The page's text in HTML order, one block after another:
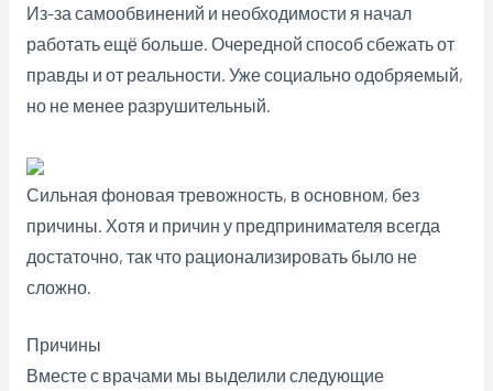
Из-за самообвинений и необходимости я начал
работать ещё больше. Очередной способ сбежать от
правды и от реальности. Уже социально одобряемый,
но не менее разрушительный.
Сильная фоновая тревожность, в основном, без
причины. Хотя и причин у предпринимателя всегда
достаточно, так что рационализировать было не
сложно.
Причины
Вместе с врачами мы выделили следующие